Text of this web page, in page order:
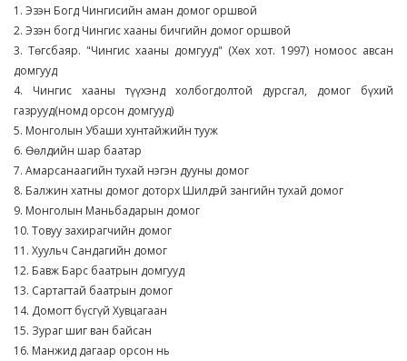
1. Эзэн Богд Чингисийн аман домог оршвой
2. Эзэн богд Чингис хааны бичгийн домог оршвой
3. Төгсбаяр. "Чингис хааны домгууд" (Хөх хот. 1997) номоос авсан
домгууд
4. Чингис хааны түүхэнд холбогдолтой дурсгал, домог бүхий
газрууд(номд орсон домгууд)
5. Монголын Убаши хунтайжийн тууж
6. Өөлдийн шар баатар
7. Амарсанаагийн тухай нэгэн дууны домог
8. Балжин хатны домог доторх Шилдэй зангийн тухай домог
9. Монголын Маньбадарын домог
10. Товуу захирагчийн домог
11. Хуульч Сандагийн домог
12. Бавж Барс баатрын домгууд
13. Сартагтай баатрын домог
14. Домогт бүсгүй Хувцагаан
15. Зураг шиг ван байсан
16. Манжид дагаар орсон нь